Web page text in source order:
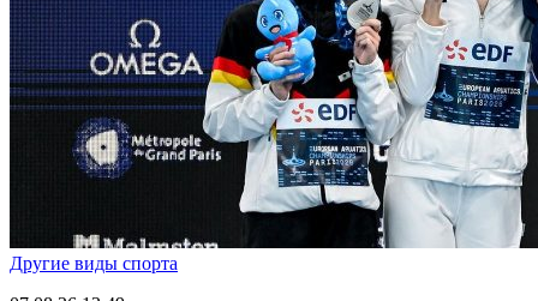
Другие виды спорта